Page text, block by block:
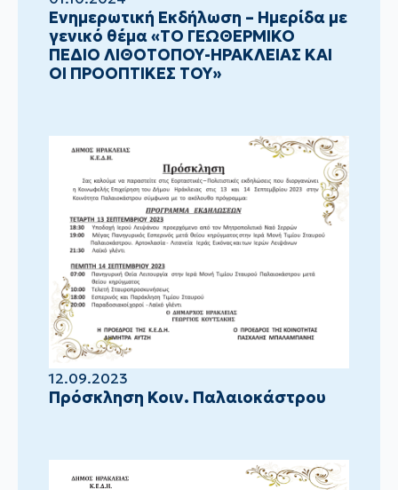
Ενημερωτική Εκδήλωση – Ημερίδα με
γενικό θέμα «ΤΟ ΓΕΩΘΕΡΜΙΚΟ
ΠΕΔΙΟ ΛΙΘΟΤΟΠΟΥ-ΗΡΑΚΛΕΙΑΣ ΚΑΙ
ΟΙ ΠΡΟΟΠΤΙΚΕΣ ΤΟΥ»
12.09.2023
Πρόσκληση Κοιν. Παλαιοκάστρου